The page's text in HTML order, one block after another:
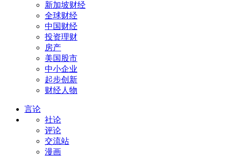
新加坡财经
全球财经
中国财经
投资理财
房产
美国股市
中小企业
起步创新
财经人物
言论
社论
评论
交流站
漫画